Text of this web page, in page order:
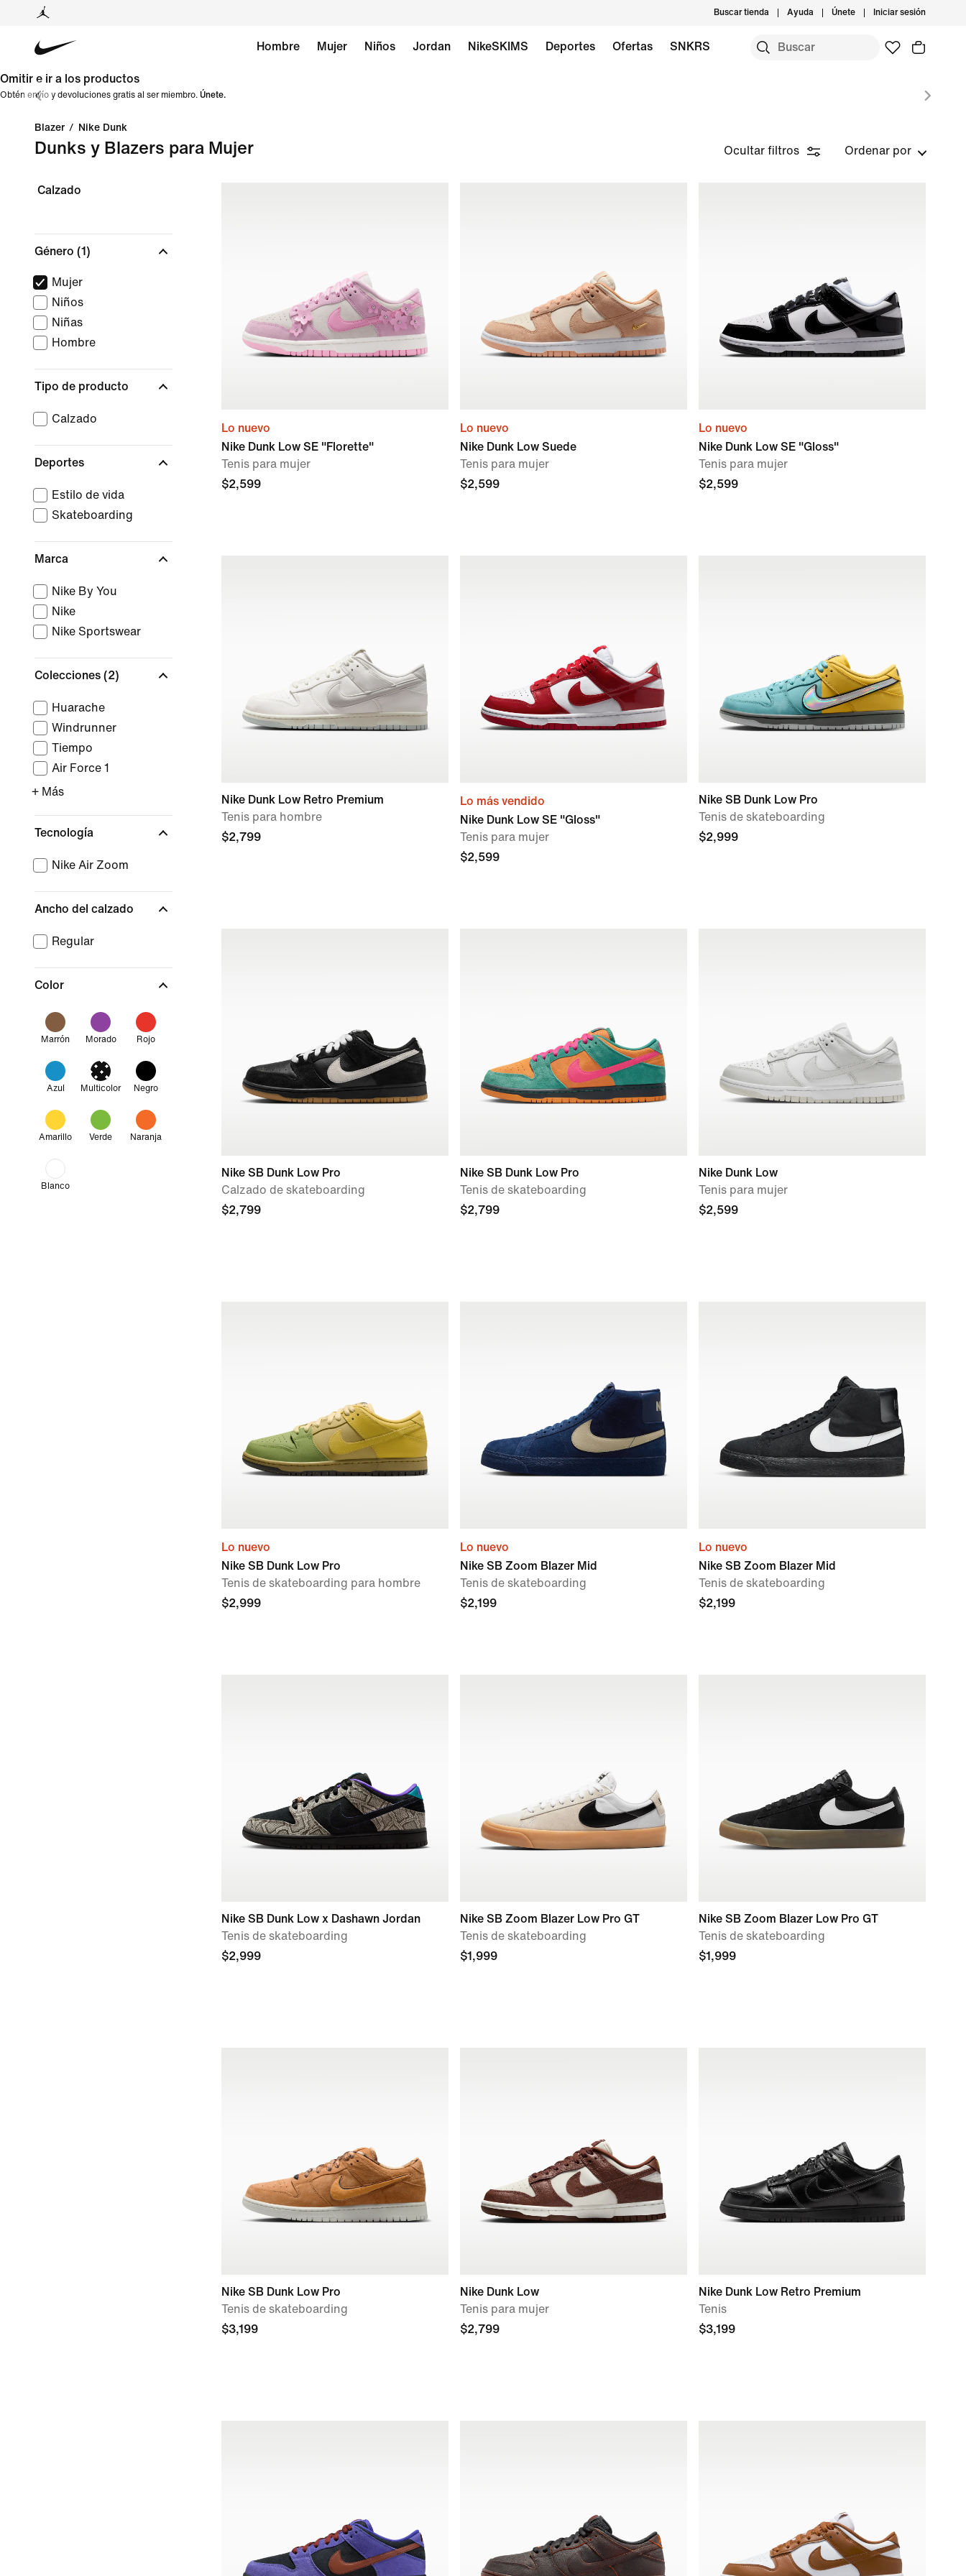
Buscar tienda Ayuda Únete Iniciar sesión
Hombre Mujer Niños Jordan NikeSKIMS Deportes Ofertas SNKRS
Omitir e ir a los productos
Obtén envío y devoluciones gratis al ser miembro. Únete.
Blazer / Nike Dunk
Dunks y Blazers para Mujer Ocultar filtros Ordenar por
Calzado
Género (1)
Mujer
Niños
Niñas
Hombre
Tipo de producto
Calzado
Deportes
Estilo de vida
Skateboarding
Marca
Nike By You
Nike
Nike Sportswear
Colecciones (2)
Huarache
Windrunner
Tiempo
Air Force 1
+ Más
Tecnología
Nike Air Zoom
Ancho del calzado
Regular
Color
Marrón Morado Rojo
Azul Multicolor Negro
Amarillo Verde Naranja
Blanco
Lo nuevo
Nike Dunk Low SE "Florette"
Tenis para mujer
$2,599
Lo nuevo
Nike Dunk Low Suede
Tenis para mujer
$2,599
Lo nuevo
Nike Dunk Low SE "Gloss"
Tenis para mujer
$2,599
Nike Dunk Low Retro Premium
Tenis para hombre
$2,799
Lo más vendido
Nike Dunk Low SE "Gloss"
Tenis para mujer
$2,599
Nike SB Dunk Low Pro
Tenis de skateboarding
$2,999
Nike SB Dunk Low Pro
Calzado de skateboarding
$2,799
Nike SB Dunk Low Pro
Tenis de skateboarding
$2,799
Nike Dunk Low
Tenis para mujer
$2,599
Lo nuevo
Nike SB Dunk Low Pro
Tenis de skateboarding para hombre
$2,999
Lo nuevo
Nike SB Zoom Blazer Mid
Tenis de skateboarding
$2,199
Lo nuevo
Nike SB Zoom Blazer Mid
Tenis de skateboarding
$2,199
Nike SB Dunk Low x Dashawn Jordan
Tenis de skateboarding
$2,999
Nike SB Zoom Blazer Low Pro GT
Tenis de skateboarding
$1,999
Nike SB Zoom Blazer Low Pro GT
Tenis de skateboarding
$1,999
Nike SB Dunk Low Pro
Tenis de skateboarding
$3,199
Nike Dunk Low
Tenis para mujer
$2,799
Nike Dunk Low Retro Premium
Tenis
$3,199